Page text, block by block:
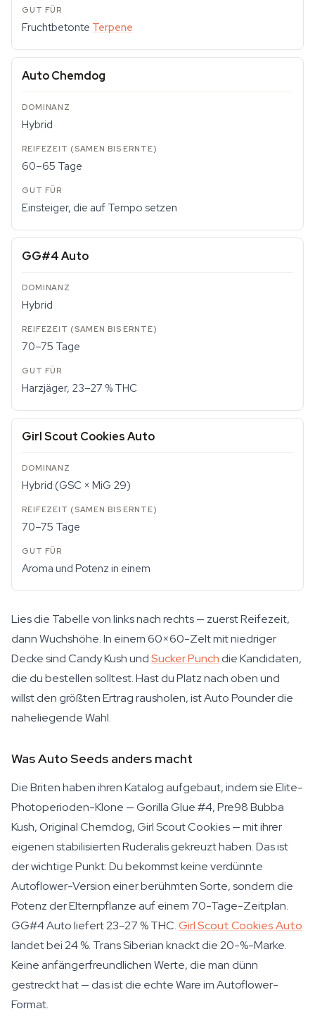
Fruchtbetonte Terpene
Auto Chemdog
Hybrid
60–65 Tage
Einsteiger, die auf Tempo setzen
GG#4 Auto
Hybrid
70–75 Tage
Harzjäger, 23–27 % THC
Girl Scout Cookies Auto
Hybrid (GSC × MiG 29)
70–75 Tage
Aroma und Potenz in einem
Lies die Tabelle von links nach rechts — zuerst Reifezeit,
dann Wuchshöhe. In einem 60×60-Zelt mit niedriger
Decke sind Candy Kush undSucker Punch die Kandidaten,
die du bestellen solltest. Hast du Platz nach oben und
willst den größten Ertrag rausholen, ist Auto Pounder die
naheliegende Wahl.
Was Auto Seeds anders macht
Die Briten haben ihren Katalog aufgebaut, indem sie Elite-
Photoperioden-Klone — Gorilla Glue #4, Pre98 Bubba
Kush, Original Chemdog, Girl Scout Cookies — mit ihrer
eigenen stabilisierten Ruderalis gekreuzt haben. Das ist
der wichtige Punkt: Du bekommst keine verdünnte
Autoflower-Version einer berühmten Sorte, sondern die
Potenz der Elternpflanze auf einem 70-Tage-Zeitplan.
GG#4 Auto liefert 23–27 % THC.Girl Scout Cookies Auto
landet bei 24 %. Trans Siberian knackt die 20-%-Marke.
Keine anfängerfreundlichen Werte, die man dünn
gestreckt hat — das ist die echte Ware im Autoflower-
Format.